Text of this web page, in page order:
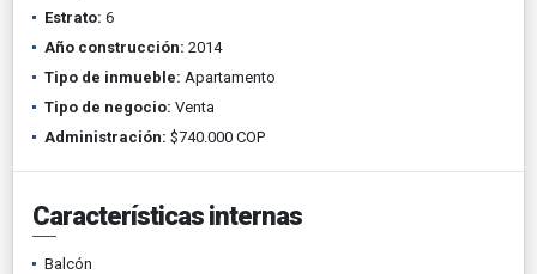
Estrato: 6
Año construcción: 2014
Tipo de inmueble: Apartamento
Tipo de negocio: Venta
Administración: $740.000 COP
Características internas
Balcón